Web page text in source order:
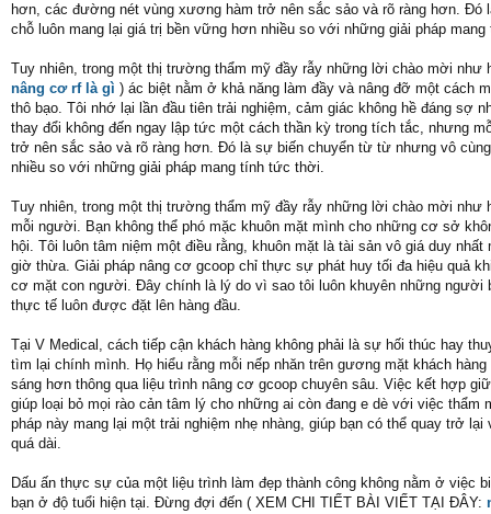
hơn, các đường nét vùng xương hàm trở nên sắc sảo và rõ ràng hơn.
chỗ luôn mang lại giá trị bền vững hơn nhiều so với những giải pháp
Tuy nhiên, trong một thị trường thẩm mỹ đầy rẫy những lời chào mời
nâng cơ rf là gì ) ác biệt nằm ở khả năng làm đầy và nâng đỡ một cách
thô bạo. Tôi nhớ lại lần đầu tiên trải nghiệm, cảm giác không hề đáng
thay đổi không đến ngay lập tức một cách thần kỳ trong tích tắc, nhưng
trở nên sắc sảo và rõ ràng hơn. Đó là sự biến chuyển từ từ nhưng vô
nhiều so với những giải pháp mang tính tức thời.
Tuy nhiên, trong một thị trường thẩm mỹ đầy rẫy những lời chào mời
mỗi người. Bạn không thể phó mặc khuôn mặt mình cho những cơ sở
hội. Tôi luôn tâm niệm một điều rằng, khuôn mặt là tài sản vô giá duy
giờ thừa. Giải pháp nâng cơ gcoop chỉ thực sự phát huy tối đa hiệu quả
cơ mặt con người. Đây chính là lý do vì sao tôi luôn khuyên những người
thực tế luôn được đặt lên hàng đầu.
Tại V Medical, cách tiếp cận khách hàng không phải là sự hối thúc hay
tìm lại chính mình. Họ hiểu rằng mỗi nếp nhăn trên gương mặt khách
sáng hơn thông qua liệu trình nâng cơ gcoop chuyên sâu. Việc kết hợp
giúp loại bỏ mọi rào cản tâm lý cho những ai còn đang e dè với việc
pháp này mang lại một trải nghiệm nhẹ nhàng, giúp bạn có thể quay trở
quá dài.
Dấu ấn thực sự của một liệu trình làm đẹp thành công không nằm ở việc
bạn ở độ tuổi hiện tại. Đừng đợi đến ( XEM CHI TIẾT BÀI VIẾT TẠI ĐÂY: